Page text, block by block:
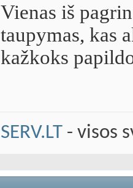
Vienas iš
taupymas, kas
kažkoks
SERV.LT - visos